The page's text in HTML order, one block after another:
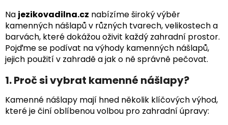
Na jezikovadilna.cz nabízíme široký výběr
kamenných nášlapů v různých tvarech, velikostech a
barvách, které dokážou oživit každý zahradní prostor.
Pojďme se podívat na výhody kamenných nášlapů,
jejich použití v zahradě a jak o ně správně pečovat.
1. Proč si vybrat kamenné nášlapy?
Kamenné nášlapy mají hned několik klíčových výhod,
které je činí oblíbenou volbou pro zahradní úpravy: